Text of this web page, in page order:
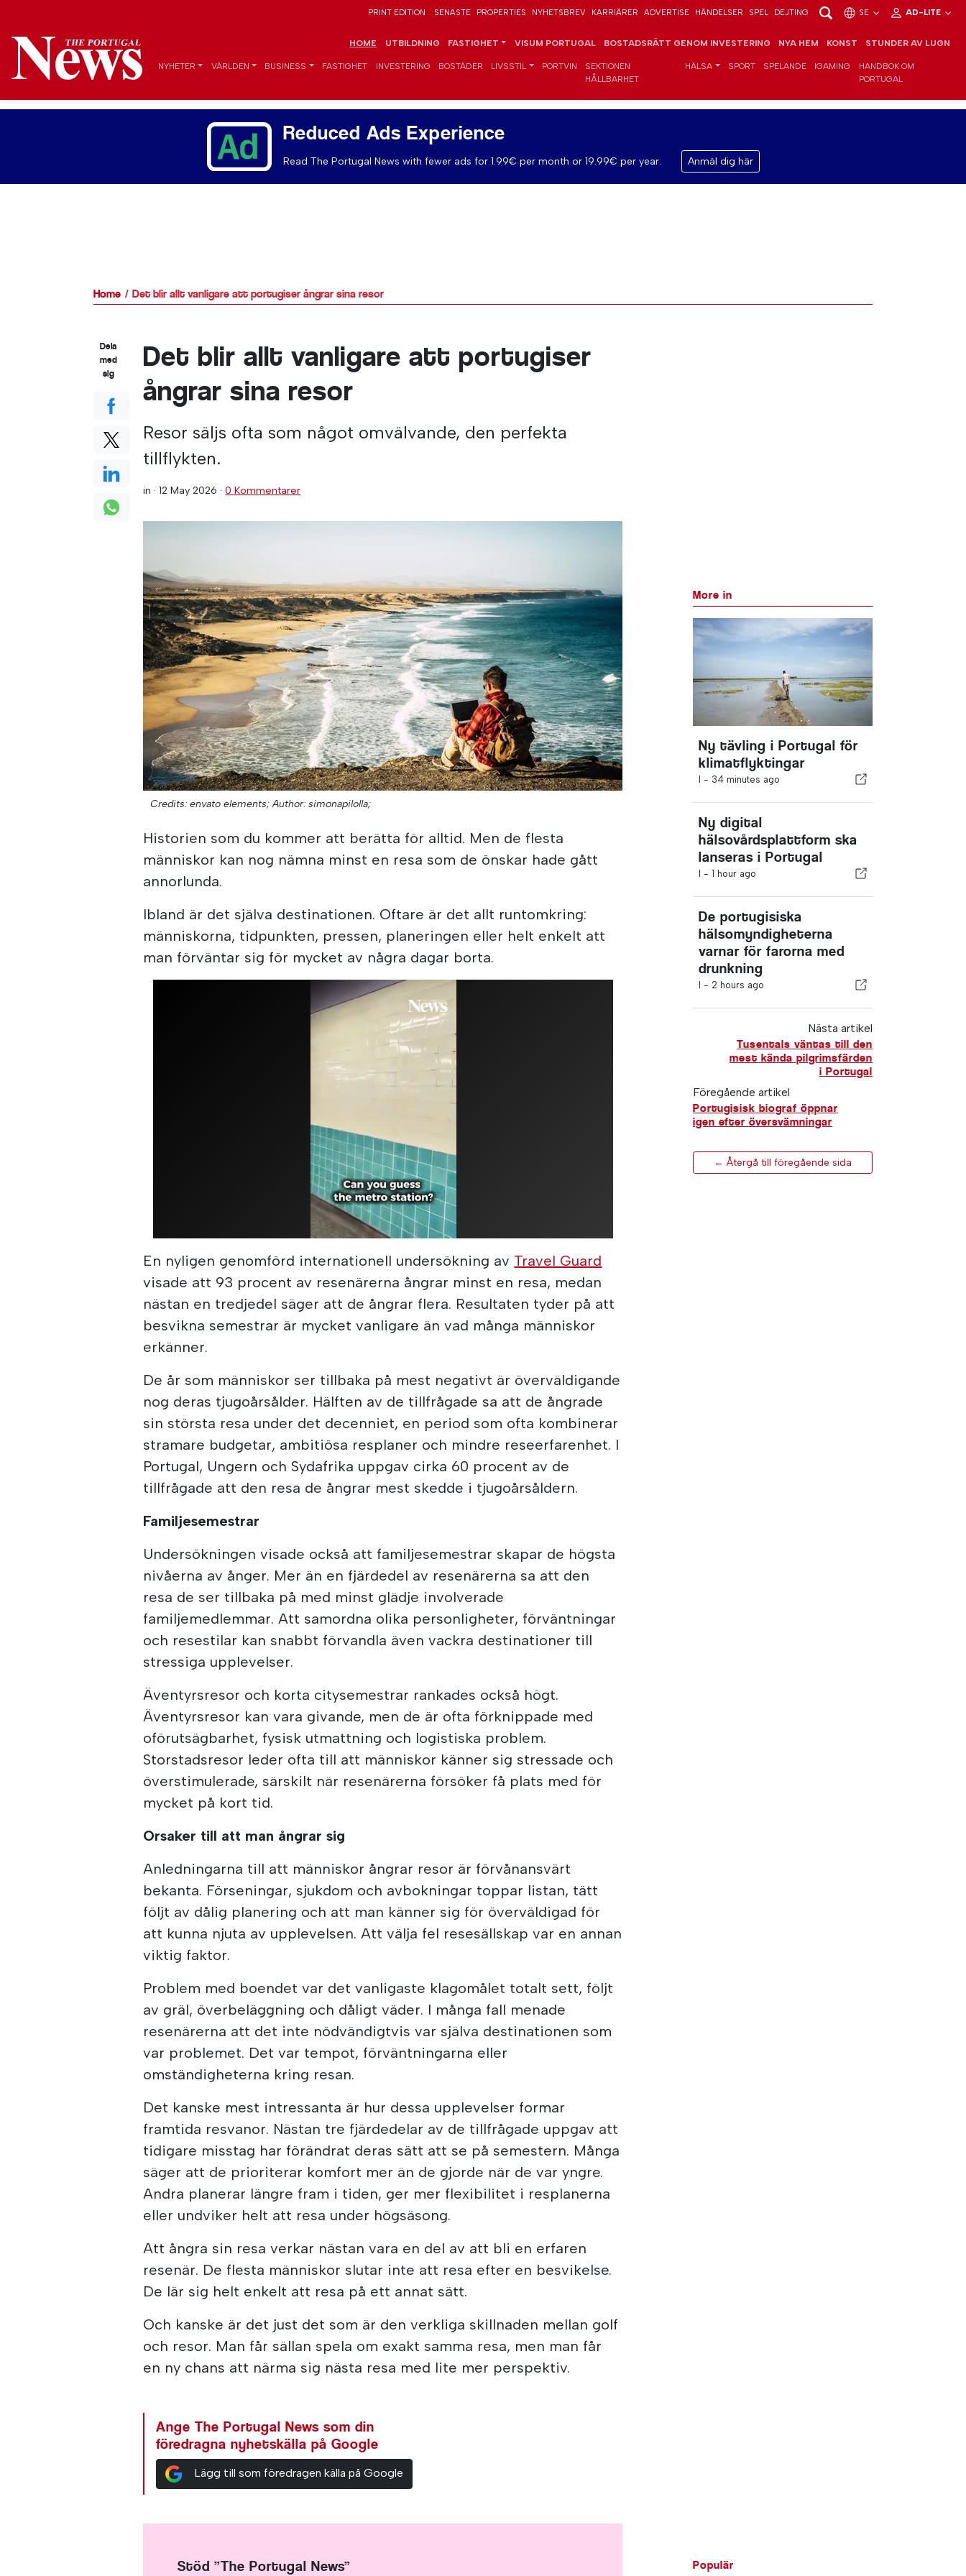
PRINT EDITION SENASTE PROPERTIES NYHETSBREV KARRIÄRER ADVERTISE HÄNDELSER SPEL DEJTING SE AD-LITE
HOME UTBILDNING FASTIGHET VISUM PORTUGAL BOSTADSRÄTT GENOM INVESTERING NYA HEM KONST STUNDER AV LUGN
NYHETER VÄRLDEN BUSINESS FASTIGHET INVESTERING BOSTÄDER LIVSSTIL PORTVIN
SEKTIONEN
HÅLLBARHET
HÄLSA SPORT SPELANDE IGAMING
HANDBOK OM
PORTUGAL
Reduced Ads Experience
Read The Portugal News with fewer ads for 1.99€ per month or 19.99€ per year. Anmäl dig här
Home Det blir allt vanligare att portugiser ångrar sina resor
Det blir allt vanligare att portugiser
ångrar sina resor
Resor säljs ofta som något omvälvande, den perfekta
tillflykten.
in ·12 May 2026 ·0 Kommentarer
Credits: envato elements; Author: simonapilolla;
Historien som du kommer att berätta för alltid. Men de flesta
människor kan nog nämna minst en resa som de önskar hade gått
annorlunda.
Ibland är det själva destinationen. Oftare är det allt runtomkring:
människorna, tidpunkten, pressen, planeringen eller helt enkelt att
man förväntar sig för mycket av några dagar borta.
En nyligen genomförd internationell undersökning av Travel Guard
visade att 93 procent av resenärerna ångrar minst en resa, medan
nästan en tredjedel säger att de ångrar flera. Resultaten tyder på att
besvikna semestrar är mycket vanligare än vad många människor
erkänner.
De år som människor ser tillbaka på mest negativt är överväldigande
nog deras tjugoårsålder. Hälften av de tillfrågade sa att de ångrade
sin största resa under det decenniet, en period som ofta kombinerar
stramare budgetar, ambitiösa resplaner och mindre reseerfarenhet. I
Portugal, Ungern och Sydafrika uppgav cirka 60 procent av de
tillfrågade att den resa de ångrar mest skedde i tjugoårsåldern.
Familjesemestrar
Undersökningen visade också att familjesemestrar skapar de högsta
nivåerna av ånger. Mer än en fjärdedel av resenärerna sa att den
resa de ser tillbaka på med minst glädje involverade
familjemedlemmar. Att samordna olika personligheter, förväntningar
och resestilar kan snabbt förvandla även vackra destinationer till
stressiga upplevelser.
Äventyrsresor och korta citysemestrar rankades också högt.
Äventyrsresor kan vara givande, men de är ofta förknippade med
oförutsägbarhet, fysisk utmattning och logistiska problem.
Storstadsresor leder ofta till att människor känner sig stressade och
överstimulerade, särskilt när resenärerna försöker få plats med för
mycket på kort tid.
Orsaker till att man ångrar sig
Anledningarna till att människor ångrar resor är förvånansvärt
bekanta. Förseningar, sjukdom och avbokningar toppar listan, tätt
följt av dålig planering och att man känner sig för överväldigad för
att kunna njuta av upplevelsen. Att välja fel resesällskap var en annan
viktig faktor.
Problem med boendet var det vanligaste klagomålet totalt sett, följt
av gräl, överbeläggning och dåligt väder. I många fall menade
resenärerna att det inte nödvändigtvis var själva destinationen som
var problemet. Det var tempot, förväntningarna eller
omständigheterna kring resan.
Det kanske mest intressanta är hur dessa upplevelser formar
framtida resvanor. Nästan tre fjärdedelar av de tillfrågade uppgav att
tidigare misstag har förändrat deras sätt att se på semestern. Många
säger att de prioriterar komfort mer än de gjorde när de var yngre.
Andra planerar längre fram i tiden, ger mer flexibilitet i resplanerna
eller undviker helt att resa under högsäsong.
Att ångra sin resa verkar nästan vara en del av att bli en erfaren
resenär. De flesta människor slutar inte att resa efter en besvikelse.
De lär sig helt enkelt att resa på ett annat sätt.
Och kanske är det just det som är den verkliga skillnaden mellan golf
och resor. Man får sällan spela om exakt samma resa, men man får
en ny chans att närma sig nästa resa med lite mer perspektiv.
Ange The Portugal News som din
föredragna nyhetskälla på Google
Lägg till som föredragen källa på Google
Dela
med
sig
More in
Ny tävling i Portugal för
klimatflyktingar
I - 34 minutes ago
Ny digital
hälsovårdsplattform ska
lanseras i Portugal
I - 1 hour ago
De portugisiska
hälsomyndigheterna
varnar för farorna med
drunkning
I - 2 hours ago
Nästa artikel
Tusentals väntas till den
mest kända pilgrimsfärden
i Portugal
Föregående artikel
Portugisisk biograf öppnar
igen efter översvämningar
← Återgå till föregående sida
Stöd ”The Portugal News” Populär